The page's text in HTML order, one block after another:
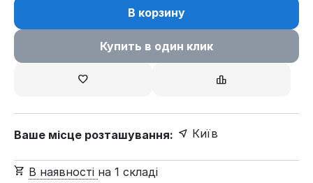
В корзину
Купить в один клик
Ваше місце розташування: Київ
В наявності на 1 складі